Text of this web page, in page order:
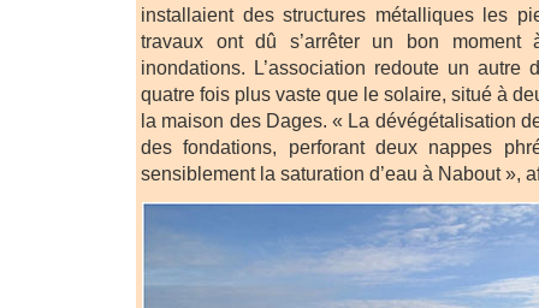
installaient des structures métalliques les
travaux ont dû s’arrêter un bon moment
inondations. L’association redoute un autre
quatre fois plus vaste que le solaire, situé à
la maison des Dages. « La dévégétalisation
des fondations, perforant deux nappes
sensiblement la saturation d’eau à Nabout »,